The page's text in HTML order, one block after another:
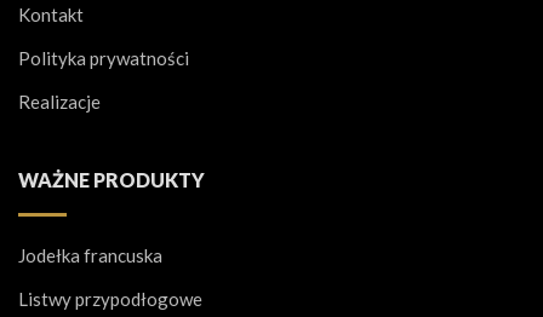
Kontakt
Polityka prywatności
Realizacje
WAŻNE PRODUKTY
Jodełka francuska
Listwy przypodłogowe